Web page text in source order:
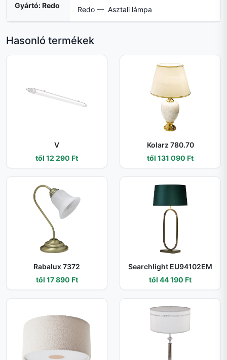
Gyártó: Redo Redo — Asztali lámpa
Hasonló termékek
V
től 12 290 Ft
Kolarz 780.70
től 131 090 Ft
Rabalux 7372
től 17 890 Ft
Searchlight EU94102EM
től 44 190 Ft